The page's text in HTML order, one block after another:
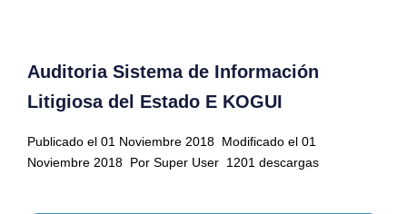
Auditoria Sistema de Información
Litigiosa del Estado E KOGUI
Publicado el 01 Noviembre 2018 Modificado el 01
Noviembre 2018 Por Super User 1201 descargas